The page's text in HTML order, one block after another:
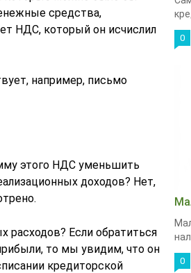
средства,
НДС, который он исчислил
например, письмо
этого НДС уменьшить
доходов? Нет,
расходов? Если обратиться
то мы увидим, что он
кредиторской
0
0